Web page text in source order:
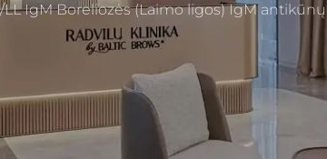
LL IgM Boreliozės (Laimo ligos) IgM